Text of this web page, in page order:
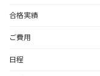
合格実績
ご費用
日程